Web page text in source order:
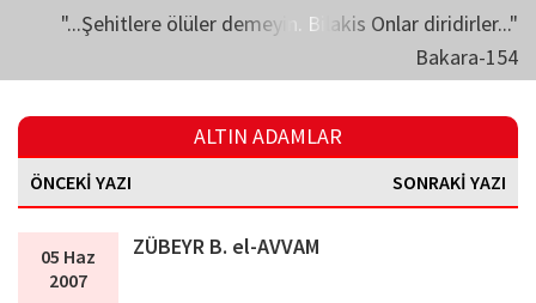
"...Şehitlere ölüler demeyin. Bilakis Onlar diridirler..."
Bakara-154
ALTIN ADAMLAR
ÖNCEKİ YAZI SONRAKİ YAZI
05 Haz
2007
ZÜBEYR B. el-AVVAM